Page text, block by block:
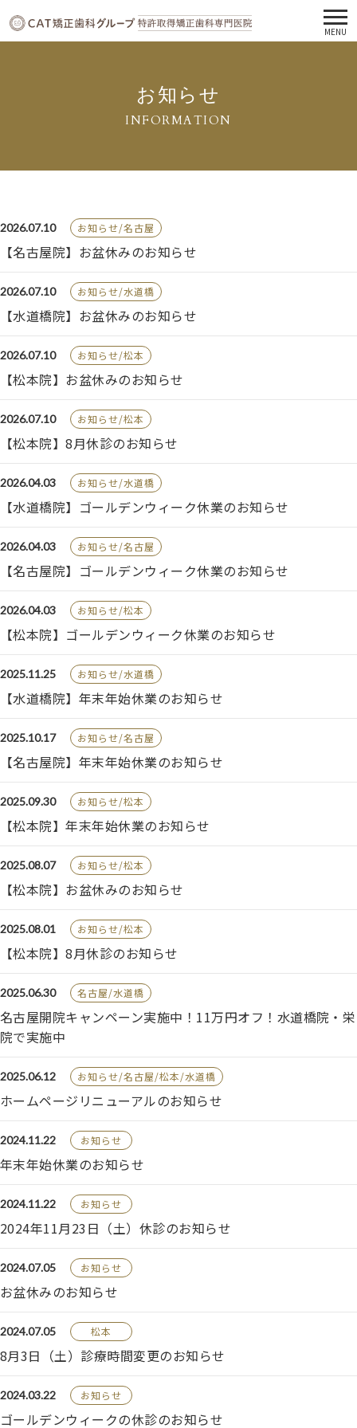
MENU
お知らせ
INFORMATION
2026.07.10 お知らせ/名古屋
【名古屋院】お盆休みのお知らせ
2026.07.10 お知らせ/水道橋
【水道橋院】お盆休みのお知らせ
2026.07.10 お知らせ/松本
【松本院】お盆休みのお知らせ
2026.07.10 お知らせ/松本
【松本院】8月休診のお知らせ
2026.04.03 お知らせ/水道橋
【水道橋院】ゴールデンウィーク休業のお知らせ
2026.04.03 お知らせ/名古屋
【名古屋院】ゴールデンウィーク休業のお知らせ
2026.04.03 お知らせ/松本
【松本院】ゴールデンウィーク休業のお知らせ
2025.11.25 お知らせ/水道橋
【水道橋院】年末年始休業のお知らせ
2025.10.17 お知らせ/名古屋
【名古屋院】年末年始休業のお知らせ
2025.09.30 お知らせ/松本
【松本院】年末年始休業のお知らせ
2025.08.07 お知らせ/松本
【松本院】お盆休みのお知らせ
2025.08.01 お知らせ/松本
【松本院】8月休診のお知らせ
2025.06.30 名古屋/水道橋
名古屋開院キャンペーン実施中！11万円オフ！水道橋院・栄
院で実施中
2025.06.12 お知らせ/名古屋/松本/水道橋
ホームページリニューアルのお知らせ
2024.11.22 お知らせ
年末年始休業のお知らせ
2024.11.22 お知らせ
2024年11月23日（土）休診のお知らせ
2024.07.05 お知らせ
お盆休みのお知らせ
2024.07.05 松本
8月3日（土）診療時間変更のお知らせ
2024.03.22 お知らせ
ゴールデンウィークの休診のお知らせ